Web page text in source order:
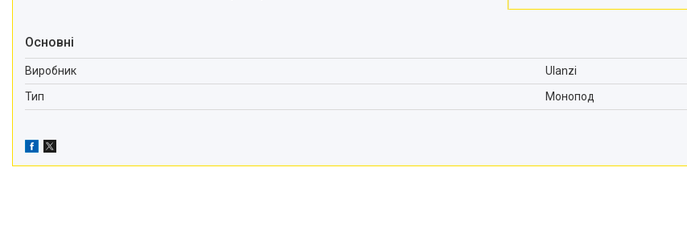
Сумки для студійного
Перехідники для фототехніки і
Мікрофони, стійки, пантографи
Генератори диму
Основні
Виробник
Ulanzi
Тип
Монопод